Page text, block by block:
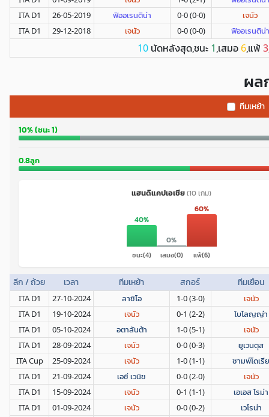
ITA D1 26-05-2019 ฟิออเรนติน่า 0-0 (0-0) เจนัว
ITA D1 29-12-2018 เจนัว 0-0 (0-0) ฟิออเรนติน่า
10 นัดหลังสุด,ชนะ 1,เสมอ 6,แพ้ 3
ผล
ทีมเหย้า
10% (ชนะ 1)
0.8ลูก
แฮนดิแคปเอเชีย(10 เกม)
40%
ชนะ(4)
0%
เสมอ(0)
60%
แพ้(6)
ลีก / ถ้วย เวลา ทีมเหย้า สกอร์ ทีมเยือน
ITA D1 27-10-2024 ลาซิโอ 1-0 (3-0) เจนัว
ITA D1 19-10-2024 เจนัว 0-1 (2-2) โบโลญญ่า
ITA D1 05-10-2024 อตาลันต้า 1-0 (5-1) เจนัว
ITA D1 28-09-2024 เจนัว 0-0 (0-3) ยูเวนตุส
ITA Cup 25-09-2024 เจนัว 1-0 (1-1) ซามพ์โดเรีย
ITA D1 21-09-2024 เอซี เวนิช 0-0 (2-0) เจนัว
ITA D1 15-09-2024 เจนัว 0-1 (1-1) เอเอส โรม่า
ITA D1 01-09-2024 เจนัว 0-0 (0-2) เวโรน่า